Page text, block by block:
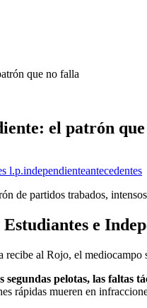
que no falla
el patrón
l.p.independienteantecedentes
de partidos trabados,
e
al Rojo, el
segundas pelotas, las faltas
rápidas mueren en